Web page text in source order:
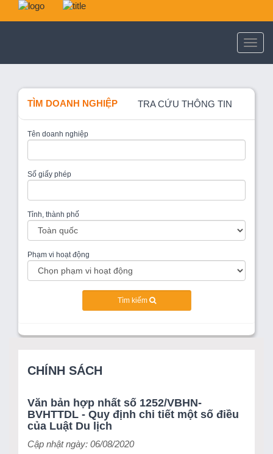
TÌM DOANH NGHIỆP TRA CỨU THÔNG TIN
Tên doanh nghiệp
Số giấy phép
Tỉnh, thành phố
Phạm vi hoạt động
Tìm kiếm
CHÍNH SÁCH
Văn bản hợp nhất số 1252/VBHN-
BVHTTDL - Quy định chi tiết một số điều
của Luật Du lịch
Cập nhật ngày: 06/08/2020